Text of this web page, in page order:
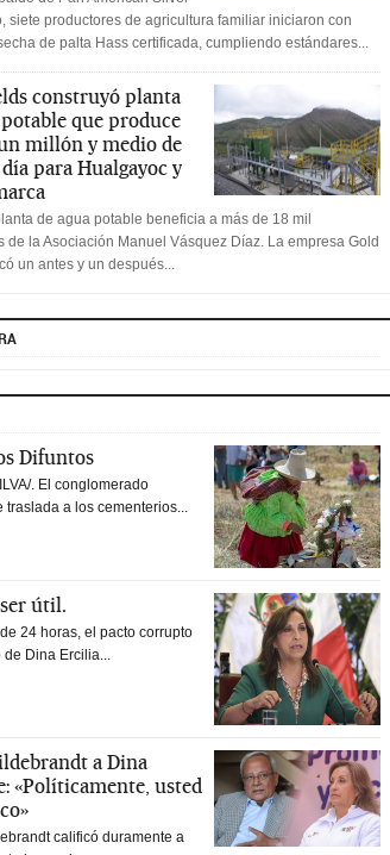
siete productores de agricultura familiar iniciaron con
de palta Hass certificada, cumpliendo estándares...
construyó planta
potable que produce
millón y medio de
para Hualgayoc y
de agua potable beneficia a más de 18 mil
de la Asociación Manuel Vásquez Díaz. La empresa Gold
un antes y un después...
Difuntos
. El conglomerado
traslada a los cementerios...
útil.
24 horas, el pacto corrupto
de Dina Ercilia...
a Dina
«Políticamente, usted
calificó duramente a